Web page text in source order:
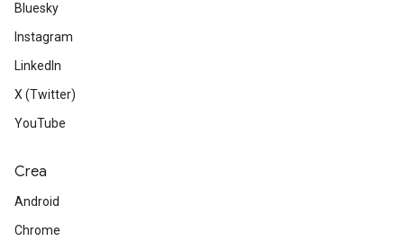
Bluesky
Instagram
LinkedIn
X (Twitter)
YouTube
Crea
Android
Chrome